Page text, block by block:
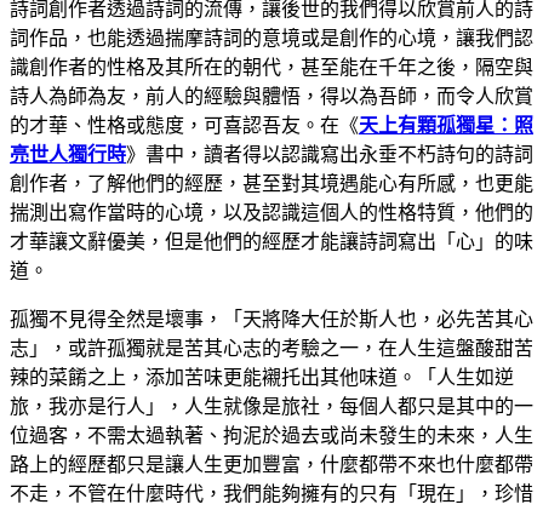
詩詞創作者透過詩詞的流傳，讓後世的我們得以欣賞前人的詩
詞作品，也能透過揣摩詩詞的意境或是創作的心境，讓我們認
識創作者的性格及其所在的朝代，甚至能在千年之後，隔空與
詩人為師為友，前人的經驗與體悟，得以為吾師，而令人欣賞
的才華、性格或態度，可喜認吾友。在《天上有顆孤獨星：照
亮世人獨行時》書中，讀者得以認識寫出永垂不朽詩句的詩詞
創作者，了解他們的經歷，甚至對其境遇能心有所感，也更能
揣測出寫作當時的心境，以及認識這個人的性格特質，他們的
才華讓文辭優美，但是他們的經歷才能讓詩詞寫出「心」的味
道。
孤獨不見得全然是壞事，「天將降大任於斯人也，必先苦其心
志」，或許孤獨就是苦其心志的考驗之一，在人生這盤酸甜苦
辣的菜餚之上，添加苦味更能襯托出其他味道。「人生如逆
旅，我亦是行人」，人生就像是旅社，每個人都只是其中的一
位過客，不需太過執著、拘泥於過去或尚未發生的未來，人生
路上的經歷都只是讓人生更加豐富，什麼都帶不來也什麼都帶
不走，不管在什麼時代，我們能夠擁有的只有「現在」，珍惜